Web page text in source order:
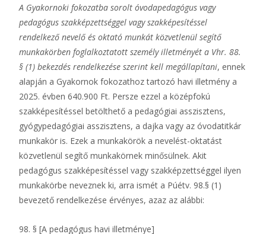
A Gyakornoki fokozatba sorolt óvodapedagógus vagy
pedagógus szakképzettséggel vagy szakképesítéssel
rendelkező nevelő és oktató munkát közvetlenül segítő
munkakörben foglalkoztatott személy illetményét a Vhr. 88.
§ (1) bekezdés rendelkezése szerint kell megállapítani, ennek
alapján a Gyakornok fokozathoz tartozó havi illetmény a
2025. évben 640.900 Ft. Persze ezzel a középfokú
szakképesítéssel betölthető a pedagógiai asszisztens,
gyógypedagógiai asszisztens, a dajka vagy az óvodatitkár
munkakör is. Ezek a munkakörök a nevelést-oktatást
közvetlenül segítő munkakörnek minősülnek. Akit
pedagógus szakképesítéssel vagy szakképzettséggel ilyen
munkakörbe neveznek ki, arra ismét a Púétv. 98.§ (1)
bevezető rendelkezése érvényes, azaz az alábbi:
98. § [A pedagógus havi illetménye]